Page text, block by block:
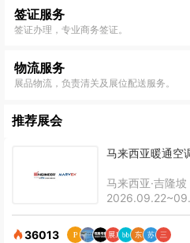
签证服务
签证办理，专业商务签证。
物流服务
展品物流，负责清关及展位配送服务。
推荐展会
马来西亚暖通空
马来西亚·吉隆坡
36013